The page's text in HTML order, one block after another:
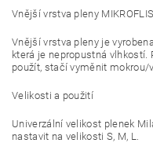
Vnější vrstva pleny MIKROFLIS
Vnější vrstva pleny je
která je nepropustná vlhkostí.
použít, stačí vyměnit mokrou/
Velikosti a použití
Univerzální velikost plenek
nastavit na velikosti S, M, L.